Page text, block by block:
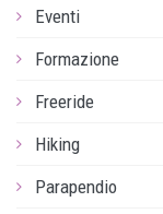
Eventi
Formazione
Freeride
Hiking
Parapendio